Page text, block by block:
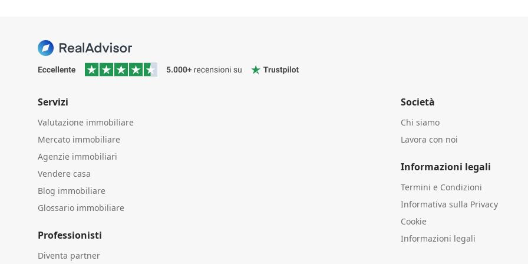
Servizi
Valutazione immobiliare
Mercato immobiliare
Agenzie immobiliari
Vendere casa
Blog immobiliare
Glossario immobiliare
Professionisti
Diventa partner
Società
Chi siamo
Lavora con noi
Informazioni legali
Termini e Condizioni
Informativa sulla Privacy
Cookie
Informazioni legali